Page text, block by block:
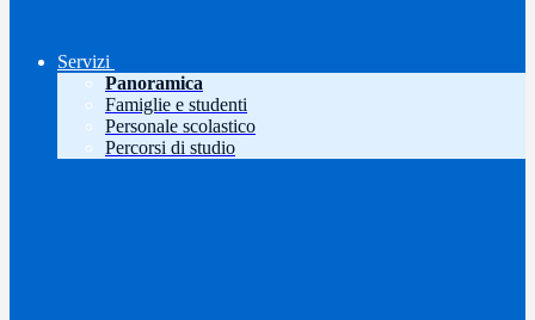
Servizi
Panoramica
Famiglie e studenti
Personale scolastico
Percorsi di studio